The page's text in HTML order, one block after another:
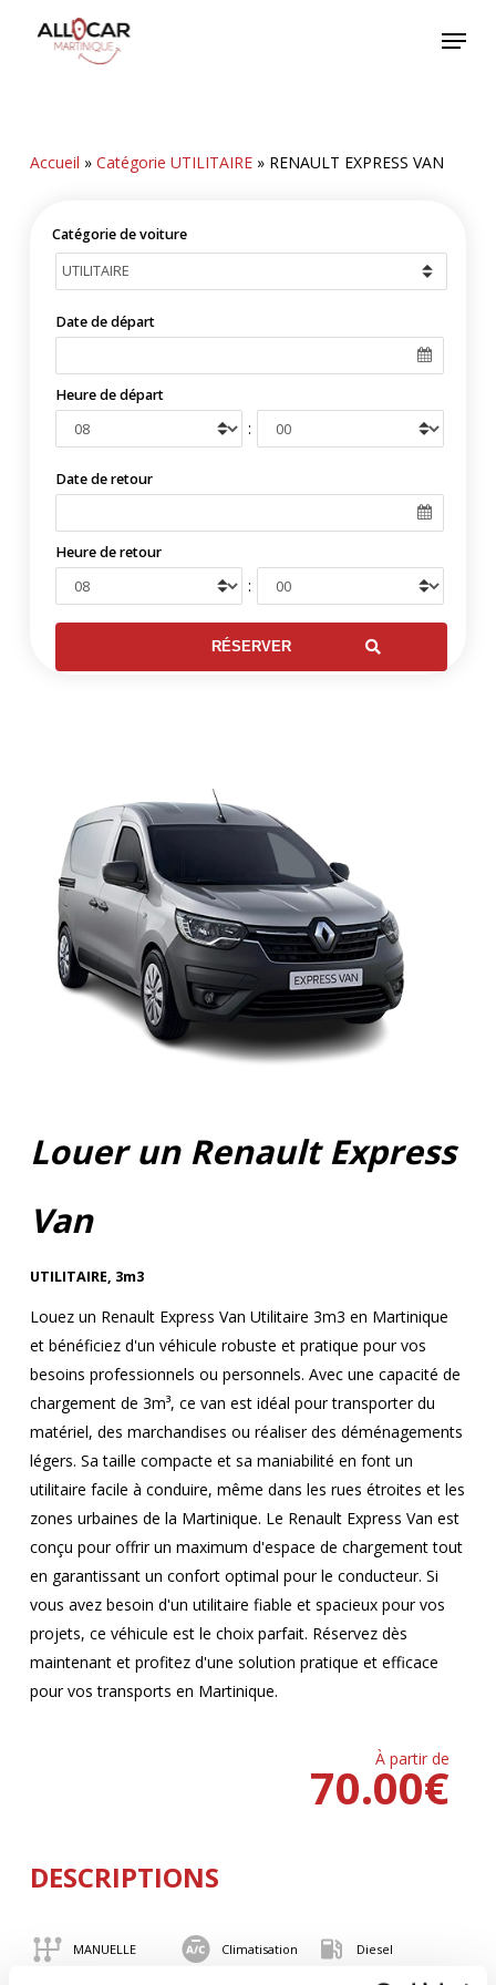
Menu
Accueil » Catégorie UTILITAIRE» RENAULT EXPRESS VAN
Catégorie de voiture
Date de départ
Heure de départ
:
Date de retour
Heure de retour
:
Louer un Renault Express
Van
UTILITAIRE, 3m3
Louez un Renault Express Van Utilitaire 3m3 en Martinique
et bénéficiez d'un véhicule robuste et pratique pour vos
besoins professionnels ou personnels. Avec une capacité de
chargement de 3m³, ce van est idéal pour transporter du
matériel, des marchandises ou réaliser des déménagements
légers. Sa taille compacte et sa maniabilité en font un
utilitaire facile à conduire, même dans les rues étroites et les
zones urbaines de la Martinique. Le Renault Express Van est
conçu pour offrir un maximum d'espace de chargement tout
en garantissant un confort optimal pour le conducteur. Si
vous avez besoin d'un utilitaire fiable et spacieux pour vos
projets, ce véhicule est le choix parfait. Réservez dès
maintenant et profitez d'une solution pratique et efficace
pour vos transports en Martinique.
À partir de
€
70.00
DESCRIPTIONS
MANUELLE Climatisation Diesel